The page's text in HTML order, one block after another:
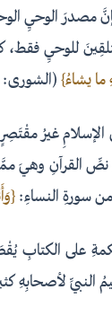
مصدرَ الوحيِ
للوحيِ فقط،
ما يشاءُ} ﴿الشورى: ٥١﴾.
الإسلامِ غيرُ
القرآنِ وهيَ ممَّا
على الكتابِ
النبيِّ لأصحابِهِ